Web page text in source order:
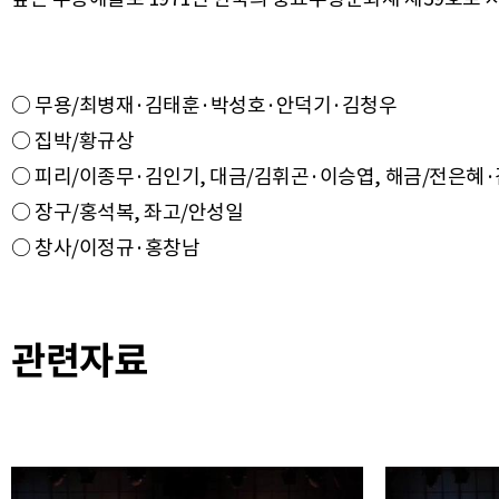
○ 무용/최병재·김태훈·박성호·안덕기·김청우
○ 집박/황규상
○ 피리/이종무·김인기, 대금/김휘곤·이승엽, 해금/전은혜
○ 장구/홍석복, 좌고/안성일
관련자료